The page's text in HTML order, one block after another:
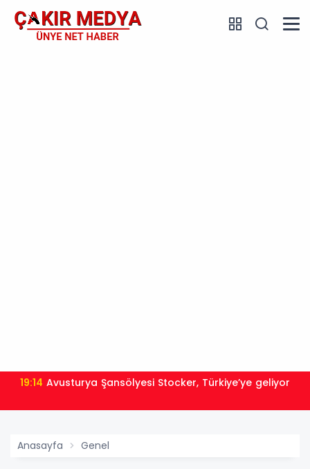
19:14 Avusturya Şansölyesi Stocker, Türkiye’ye geliyor
Anasayfa Genel